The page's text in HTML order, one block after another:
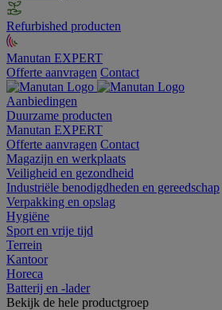
Refurbished producten
Manutan EXPERT
Offerte aanvragen Contact
Aanbiedingen
Duurzame producten
Manutan EXPERT
Offerte aanvragen Contact
Magazijn en werkplaats
Veiligheid en gezondheid
Industriële benodigdheden en gereedschap
Verpakking en opslag
Hygiëne
Sport en vrije tijd
Terrein
Kantoor
Horeca
Batterij en -lader
Bekijk de hele productgroep